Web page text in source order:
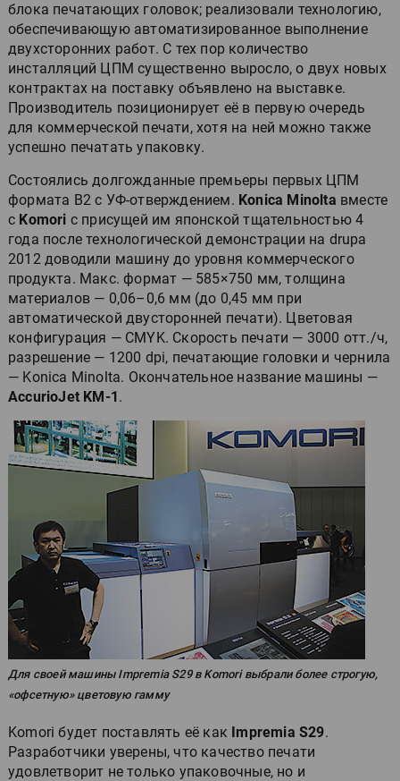
блока печатающих головок; реализовали технологию,
обеспечивающую автоматизированное выполнение
двухсторонних работ. С тех пор количество
инсталляций ЦПМ существенно выросло, о двух новых
контрактах на поставку объявлено на выставке.
Производитель позиционирует её в первую очередь
для коммерческой печати, хотя на ней можно также
успешно печатать упаковку.
Состоялись долгожданные премьеры первых ЦПМ
формата B2 с УФ-отверждением. Konica Minolta вместе
с Komori с присущей им японской тщательностью 4
года после технологической демонстрации на drupa
2012 доводили машину до уровня коммерческого
продукта. Макс. формат — 585×750 мм, толщина
материалов — 0,06–0,6 мм (до 0,45 мм при
автоматической двусторонней печати). Цветовая
конфигурация — CMYK. Скорость печати — 3000 отт./ч,
разрешение — 1200 dpi, печатающие головки и чернила
— Konica Minolta. Окончательное название машины —
AccurioJet KM-1.
Для своей машины Impremia S29 в Komori выбрали более строгую,
«офсетную» цветовую гамму
Komori будет поставлять её как Impremia S29.
Разработчики уверены, что качество печати
удовлетворит не только упаковочные, но и